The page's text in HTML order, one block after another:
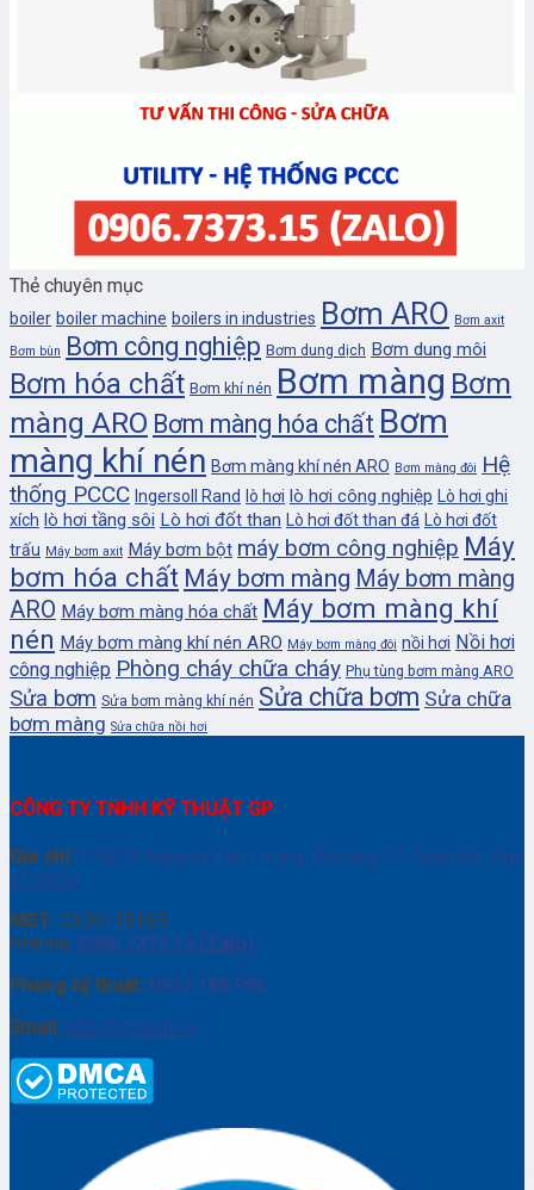
Thẻ chuyên mục
boiler boiler machine boilers in industries Bơm ARO Bơm axit
Bơm bùn
Bơm công nghiệp Bơm dung dịch Bơm dung môi
Bơm hóa chất Bơm khí nén Bơm màng Bơm
màng ARO Bơm màng hóa chất Bơm
màng khí nén Bơm màng khí nén ARO Bơm màng đôi Hệ
thống PCCC Ingersoll Rand lò hơi lò hơi công nghiệp Lò hơi ghi
xích lò hơi tầng sôi Lò hơi đốt than Lò hơi đốt than đá Lò hơi đốt
trấu Máy bơm axit Máy bơm bột máy bơm công nghiệp Máy
bơm hóa chất Máy bơm màng Máy bơm màng
ARO Máy bơm màng hóa chất Máy bơm màng khí
nén Máy bơm màng khí nén ARO Máy bơm màng đôi nồi hơi Nồi hơi
công nghiệp Phòng cháy chữa cháy Phụ tùng bơm màng ARO
Sửa bơm Sửa bơm màng khí nén Sửa chữa bơm Sửa chữa
bơm màng Sửa chữa nồi hơi
CÔNG TY TNHH KỸ THUẬT GP
Địa chỉ: 274/75 Nguyễn Văn Lượng, Phường 17, Quận Gò Vấp,
TP. HCM
MST: 0309115165
Hotline: 0906 7373 15 (Zalo)
Phòng kỹ thuật: 0937.188.996
Email: info@gptech.vn